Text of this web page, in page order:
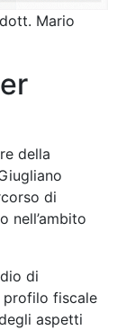
Mario
della
di
nell’ambito
di
profilo fiscale
aspetti